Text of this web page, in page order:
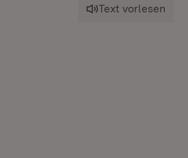
Text vorlesen